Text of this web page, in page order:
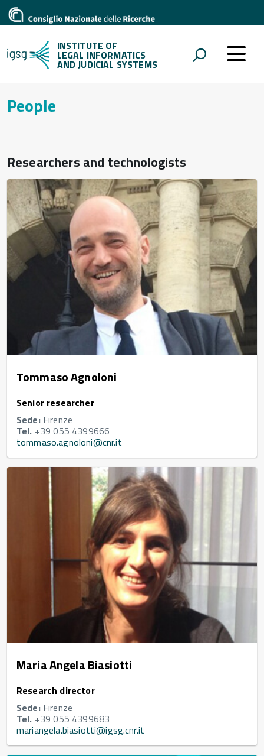
INSTITUTE OF
LEGAL INFORMATICS
AND JUDICIAL SYSTEMS
People
Researchers and technologists
Tommaso Agnoloni
Senior researcher
Sede:Firenze
Tel. +39 055 4399666
tommaso.agnoloni@cnr.it
Maria Angela Biasiotti
Research director
Sede:Firenze
Tel. +39 055 4399683
mariangela.biasiotti@igsg.cnr.it